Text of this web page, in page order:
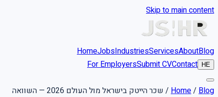
Skip to main content
HomeJobsIndustriesServicesAboutBlog
HE
For EmployersSubmit CVContact
Home/ Blog
/ שכר הייטק בישראל מול העולם 2026 — השוואה